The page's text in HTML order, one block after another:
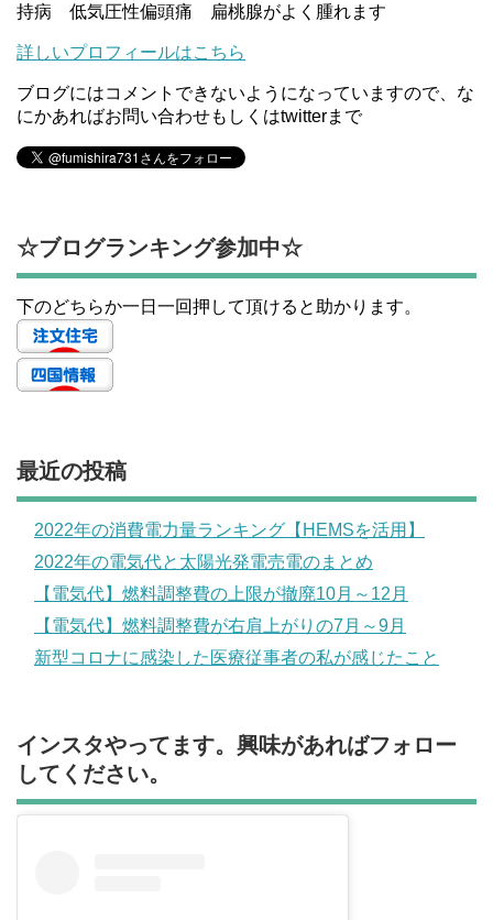
持病 低気圧性偏頭痛 扁桃腺がよく腫れます
詳しいプロフィールはこちら
ブログにはコメントできないようになっていますので、な
にかあればお問い合わせもしくはtwitterまで
☆ブログランキング参加中☆
下のどちらか一日一回押して頂けると助かります。
最近の投稿
2022年の消費電力量ランキング【HEMSを活用】
2022年の電気代と太陽光発電売電のまとめ
【電気代】燃料調整費の上限が撤廃10月～12月
【電気代】燃料調整費が右肩上がりの7月～9月
新型コロナに感染した医療従事者の私が感じたこと
インスタやってます。興味があればフォロー
してください。